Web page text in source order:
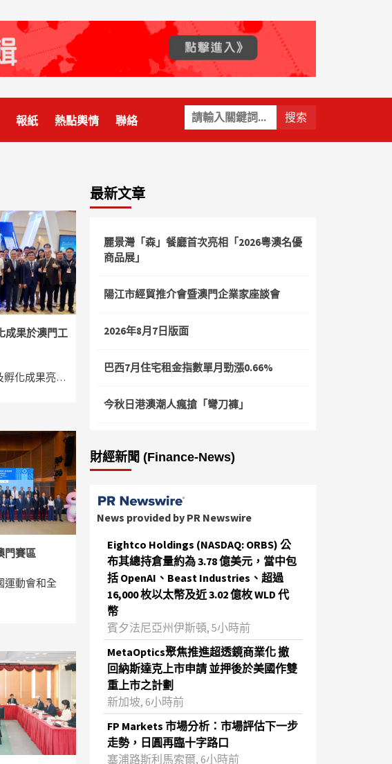
關
鍵
字:
報紙 熱點輿情 聯絡
成果於澳門工
孵化成果亮…
門賽區
運動會和全
最新文章
麗景灣「森」餐廳首次亮相「2026粵澳名優
商品展」
陽江市經貿推介會暨澳門企業家座談會
2026年8月7日版面
巴西7月住宅租金指數單月勁漲0.66%
今秋日港澳潮人瘋搶「彎刀褲」
財經新聞 (Finance-News)
News provided by PR Newswire
Eightco Holdings (NASDAQ: ORBS) 公
布其總持倉量約為 3.78 億美元，當中包
括 OpenAI、Beast Industries、超過
16,000 枚以太幣及近 3.02 億枚 WLD 代
幣
賓夕法尼亞州伊斯頓, 5小時前
MetaOptics聚焦推進超透鏡商業化 撤
回納斯達克上市申請 並押後於美國作雙
重上市之計劃
新加坡, 6小時前
FP Markets 市場分析：市場評估下一步
走勢，日圓再臨十字路口
塞浦路斯利馬索爾, 6小時前